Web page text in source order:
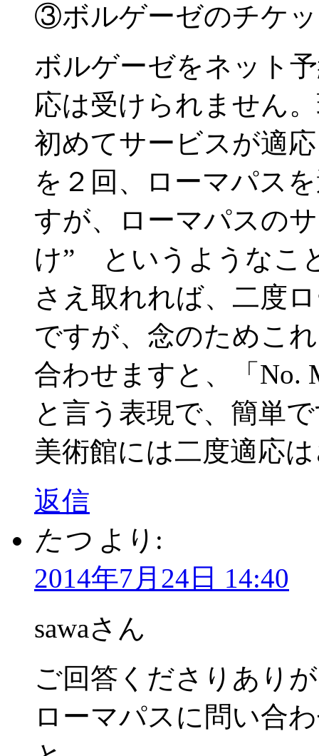
③ボルゲーゼのチケ
ボルゲーゼをネット
応は受けられません
初めてサービスが適
を２回、ローマパス
すが、ローマパスの
け” というようなこ
さえ取れれば、二度
ですが、念のためこ
合わせますと、「No.
と言う表現で、簡単
美術館には二度適応
返信
たつ より:
2014年7月24日 14:40
sawaさん
ご回答くださりあり
ローマパスに問い合